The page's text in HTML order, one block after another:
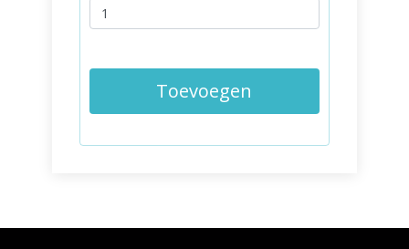
Toevoegen